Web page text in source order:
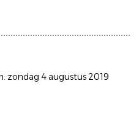
zondag 4 augustus 2019